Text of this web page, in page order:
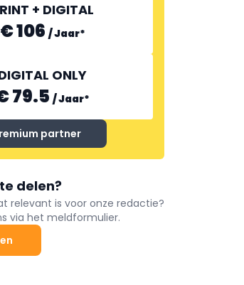
+ DIGITAL
€ 106 /Jaar*
ONLY
79.5 /Jaar*
partner
delen?
relevant is voor onze redactie?
via het meldformulier.